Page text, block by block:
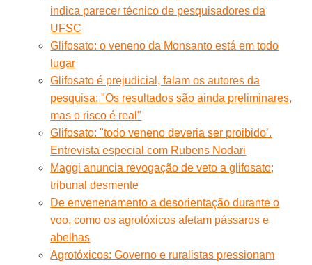
indica parecer técnico de pesquisadores da
UFSC
Glifosato: o veneno da Monsanto está em todo
lugar
Glifosato é prejudicial, falam os autores da
pesquisa: "Os resultados são ainda preliminares,
mas o risco é real"
Glifosato: "todo veneno deveria ser proibido’.
Entrevista especial com Rubens Nodari
Maggi anuncia revogação de veto a glifosato;
tribunal desmente
De envenenamento a desorientação durante o
voo, como os agrotóxicos afetam pássaros e
abelhas
Agrotóxicos: Governo e ruralistas pressionam